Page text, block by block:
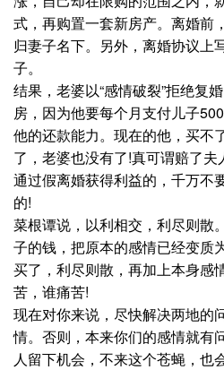
式，再购置一套新房产。离婚前
归妻子名下。另外，离婚协议上
子。
结果，老婆以“感情破裂”拒绝复
房，因为他要每个月支付儿子
他的还款能力。现在的他，买不
了，老婆也没有了!真可谓赔了
通过假离婚获得利益的，千万不
的!
菜根谭说，以利相交，利尽则散
子的钱，把原本的感情已经变质
买了，利尽则散，再加上本身感
苦，谁痛苦!
现在对你来说，尽快解决两地的
情。否则，本来你们的感情就有
人留下机会，不来这个苍蝇，也